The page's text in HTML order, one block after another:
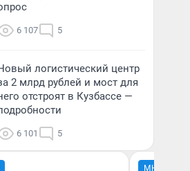
6 107 5
логистический центр
2 млрд рублей и мост для
отстроят в Кузбассе —
6 101 5
МНЕНИЕ